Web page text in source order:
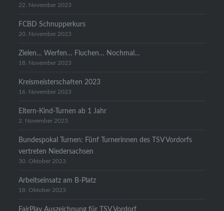
22. November 2023
FCBD Schnupperkurs
20. November 2023
Zielen… Werfen… Fluchen… Nochmal…
18. November 2023
Kreismeisterschaften 2023
16. November 2023
Eltern-Kind-Turnen ab 1 Jahr
2. November 2023
Bundespokal Turnen: Fünf Turnerinnen des TSV Vordorfs
vertreten Niedersachsen
30. Oktober 2023
Arbeitseinsatz am B-Platz
18. Oktober 2023
FairPlay Auszeichnung für TSV Vordorf